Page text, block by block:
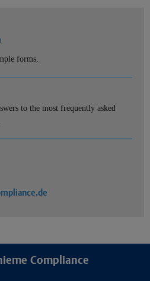
forms.
to the most frequently asked
Compliance